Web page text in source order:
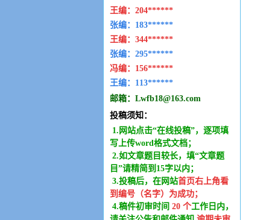
王编： 204******
张编：183******
王编： 344******
张编：295******
冯编： 156******
王编： 113******
邮箱： Lwfb18@163.com
投稿须知：
1.网站点击“在线投稿”，逐项填
写上传word格式文档；
2.如文章题目较长，填“文章题
目”请精简到15字以内；
3.投稿后，在网站首页右上角看
到编号（名字）为成功；
4.稿件初审时间 20 个工作日内 ，